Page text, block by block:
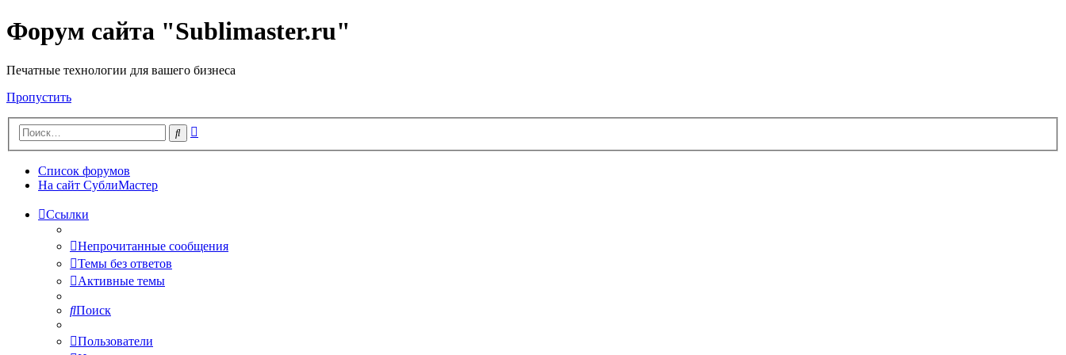
Форум сайта "Sublimaster.ru"
Печатные технологии для вашего бизнеса
Пропустить
Поиск
Список форумов
На сайт СублиМастер
Ссылки
Непрочитанные сообщения
Темы без ответов
Активные темы
Поиск
Пользователи